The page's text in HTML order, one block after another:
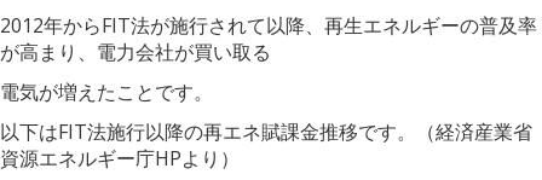
2012年からFIT法が施行されて以降、再生エネルギーの普及率
が高まり、電力会社が買い取る
電気が増えたことです。
以下はFIT法施行以降の再エネ賦課金推移です。（経済産業省
資源エネルギー庁HPより）